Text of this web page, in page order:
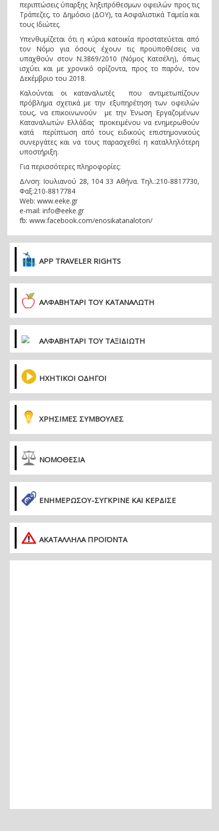
περιπτώσεις ύπαρξης ληξιπρόθεσμων οφειλών προς τις
Τράπεζες, το Δημόσιο (ΔΟΥ), τα Ασφαλιστικά Ταμεία και
τους Ιδιώτες.
Υπενθυμίζεται ότι η κύρια κατοικία προστατεύεται από
τον Νόμο για όσους έχουν τις προϋποθέσεις να
υπαχθούν στον Ν.3869/2010 (Νόμος Κατσέλη), όπως
ισχύει και με χρονικό ορίζοντα, προς το παρόν, τον
Δεκέμβριο του 2018.
Καλούνται οι καταναλωτές που αντιμετωπίζουν
πρόβλημα σχετικά με την εξυπηρέτηση των οφειλών
τους, να επικοινωνούν με την Ένωση Εργαζομένων
Καταναλωτών Ελλάδας προκειμένου να ενημερωθούν
κατά περίπτωση από τους ειδικούς επιστημονικούς
συνεργάτες και να τους παρασχεθεί η καταλληλότερη
υποστήριξη.
Για περισσότερες πληροφορίες:
Δ/νση: Ιουλιανού 28, 104 33 Αθήνα. Τηλ.:210-8817730,
Φαξ:210-8817784
Web: www.eeke.gr
e-mail: info@eeke.gr
fb: www.facebook.com/enosikatanaloton/
APP TRAVELER RIGHTS
ΑΛΦΑΒΗΤΑΡΙ ΤΟΥ ΚΑΤΑΝΑΛΩΤΗ
ΑΛΦΑΒΗΤΑΡΙ ΤΟΥ ΤΑΞΙΔΙΩΤΗ
ΗΧΗΤΙΚΟΙ ΟΔΗΓΟΙ
ΧΡΗΣΙΜΕΣ ΣΥΜΒΟΥΛΕΣ
ΝΟΜΟΘΕΣΙΑ
ΕΝΗΜΕΡΏΣΟΥ-ΣΎΓΚΡΙΝΕ ΚΑΙ ΚΈΡΔΙΣΕ
ΑΚΑΤΑΛΛΗΛΑ ΠΡΟΪΟΝΤΑ